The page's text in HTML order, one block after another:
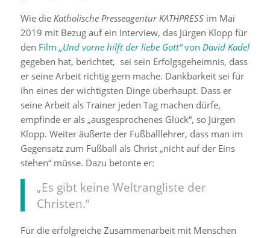
Wie die Katholische Presseagentur KATHPRESSim Mai
2019 mit Bezug auf ein Interview, das Jürgen Klopp für
den Film „Und vorne hilft der liebe Gott“von David Kadel
gegeben hat, berichtet, sei sein Erfolgsgeheimnis, dass
er seine Arbeit richtig gern mache. Dankbarkeit sei für
ihn eines der wichtigsten Dinge überhaupt. Dass er
seine Arbeit als Trainer jeden Tag machen dürfe,
empfinde er als „ausgesprochenes Glück“, so Jürgen
Klopp. Weiter äußerte der Fußballlehrer, dass man im
Gegensatz zum Fußball als Christ „nicht auf der Eins
stehen“ müsse. Dazu betonte er:
„Es gibt keine Weltrangliste der
Christen.“
Für die erfolgreiche Zusammenarbeit mit Menschen